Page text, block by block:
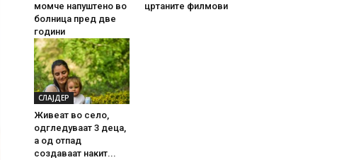
момче напуштено во
болница пред две
години
цртаните филмови
СЛАЈДЕР
Живеат во село,
одгледуваат 3 деца,
а од отпад
создаваат накит...